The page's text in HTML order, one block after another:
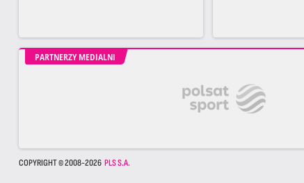
PARTNERZY MEDIALNI
COPYRIGHT © 2008-2026 PLS S.A.